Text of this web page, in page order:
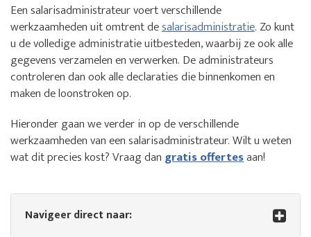
Een salarisadministrateur voert verschillende
werkzaamheden uit omtrent desalarisadministratie. Zo kunt
u de volledige administratie uitbesteden, waarbij ze ook alle
gegevens verzamelen en verwerken. De administrateurs
controleren dan ook alle declaraties die binnenkomen en
maken de loonstroken op.
Hieronder gaan we verder in op de verschillende
werkzaamheden van een salarisadministrateur. Wilt u weten
wat dit precies kost? Vraag dan gratis offertesaan!
Navigeer direct naar: